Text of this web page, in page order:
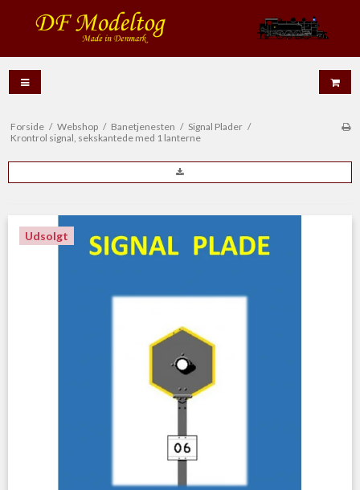
Forside / Webshop / Banetjenesten / Signal Plader /
Krontrol signal, sekskantede med 1 lanterne
Udsolgt